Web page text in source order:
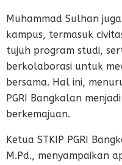
Muhammad Sulhan
kampus, termasuk
tujuh program studi,
berkolaborasi untuk
bersama. Hal ini,
PGRI Bangkalan
berkemajuan.
Ketua STKIP PGRI
M.Pd., menyampaikan